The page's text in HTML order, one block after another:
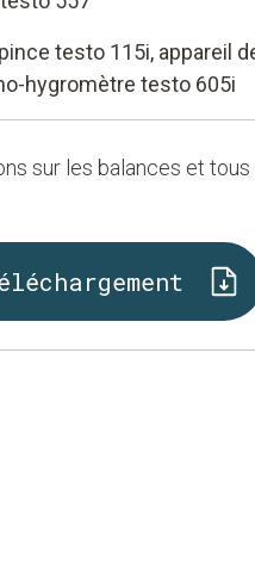
testo 115i, appareil
hygromètre testo 605i
sur les balances et